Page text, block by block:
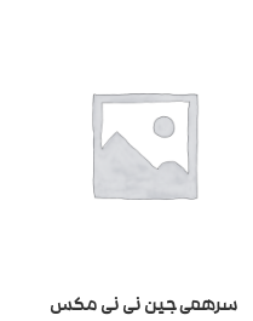
سرهمی جین نی نی مکس